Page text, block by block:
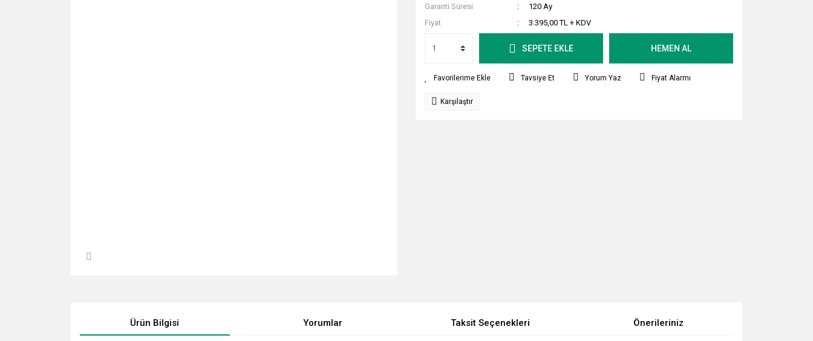
Garanti Süresi
120 Ay
Fiyat
3.395,00 TL + KDV
SEPETE EKLE HEMEN AL
Tavsiye Et Yorum Yaz Fiyat Alarmı
Karşılaştır
Ürün Bilgisi Yorumlar Taksit Seçenekleri Önerileriniz